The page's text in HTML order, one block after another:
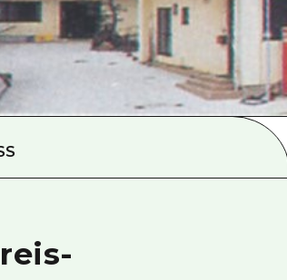
Östliches Yamaguchi
Ehime
Shimane